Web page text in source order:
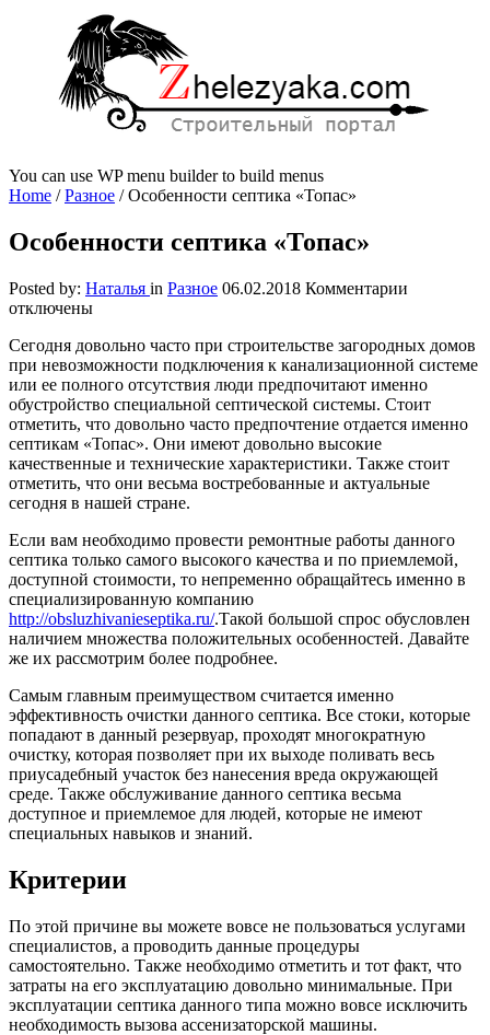
You can use WP menu builder to build menus
Home /Разное /Особенности септика «Топас»
Особенности септика «Топас»
Posted by: Наталья in Разное 06.02.2018 Комментарии
септика
«Топас»
отключены
Сегодня довольно часто при строительстве загородных домов
при невозможности подключения к канализационной системе
или ее полного отсутствия люди предпочитают именно
обустройство специальной септической системы. Стоит
отметить, что довольно часто предпочтение отдается именно
септикам «Топас». Они имеют довольно высокие
качественные и технические характеристики. Также стоит
отметить, что они весьма востребованные и актуальные
сегодня в нашей стране.
Если вам необходимо провести ремонтные работы данного
септика только самого высокого качества и по приемлемой,
доступной стоимости, то непременно обращайтесь именно в
специализированную компанию
http://obsluzhivanieseptika.ru/.Такой большой спрос обусловлен
наличием множества положительных особенностей. Давайте
же их рассмотрим более подробнее.
Самым главным преимуществом считается именно
эффективность очистки данного септика. Все стоки, которые
попадают в данный резервуар, проходят многократную
очистку, которая позволяет при их выходе поливать весь
приусадебный участок без нанесения вреда окружающей
среде. Также обслуживание данного септика весьма
доступное и приемлемое для людей, которые не имеют
специальных навыков и знаний.
Критерии
По этой причине вы можете вовсе не пользоваться услугами
специалистов, а проводить данные процедуры
самостоятельно. Также необходимо отметить и тот факт, что
затраты на его эксплуатацию довольно минимальные. При
эксплуатации септика данного типа можно вовсе исключить
необходимость вызова ассенизаторской машины.